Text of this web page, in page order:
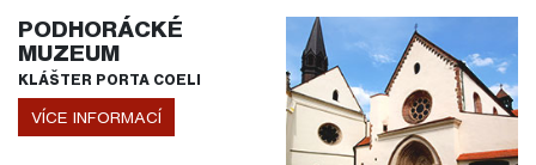
PODHORÁCKÉ
MUZEUM
KLÁŠTER PORTA COELI
VÍCE INFORMACÍ